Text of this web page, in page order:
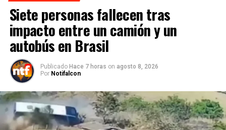
Siete personas fallecen tras
impacto entre un camión y un
autobús en Brasil
Publicado Hace 7 horas on agosto 8, 2026
Por Notifalcon